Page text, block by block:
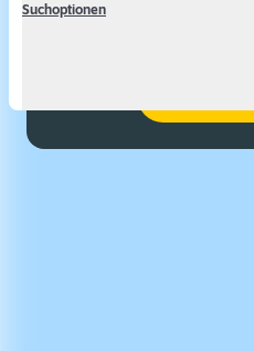
Alternativ können Sie auch ohne
Suchoptionen